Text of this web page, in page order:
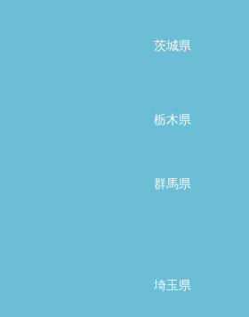
茨城県
栃木県
群馬県
埼玉県